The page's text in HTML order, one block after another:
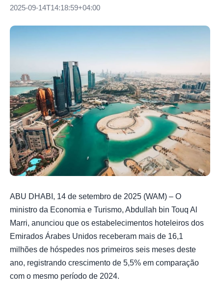
2025-09-14T14:18:59+04:00
ABU DHABI, 14 de setembro de 2025 (WAM) – O
ministro da Economia e Turismo, Abdullah bin Touq Al
Marri, anunciou que os estabelecimentos hoteleiros dos
Emirados Árabes Unidos receberam mais de 16,1
milhões de hóspedes nos primeiros seis meses deste
ano, registrando crescimento de 5,5% em comparação
com o mesmo período de 2024.